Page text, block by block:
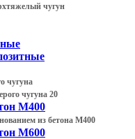
чугун
чугуна
чугуна 20
М400
из бетона М400
М600